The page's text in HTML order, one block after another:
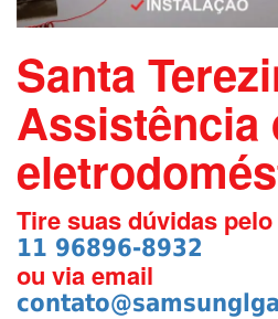
Santa
Assistência
Tire suas dúvidas
11 96896-8932
ou via email